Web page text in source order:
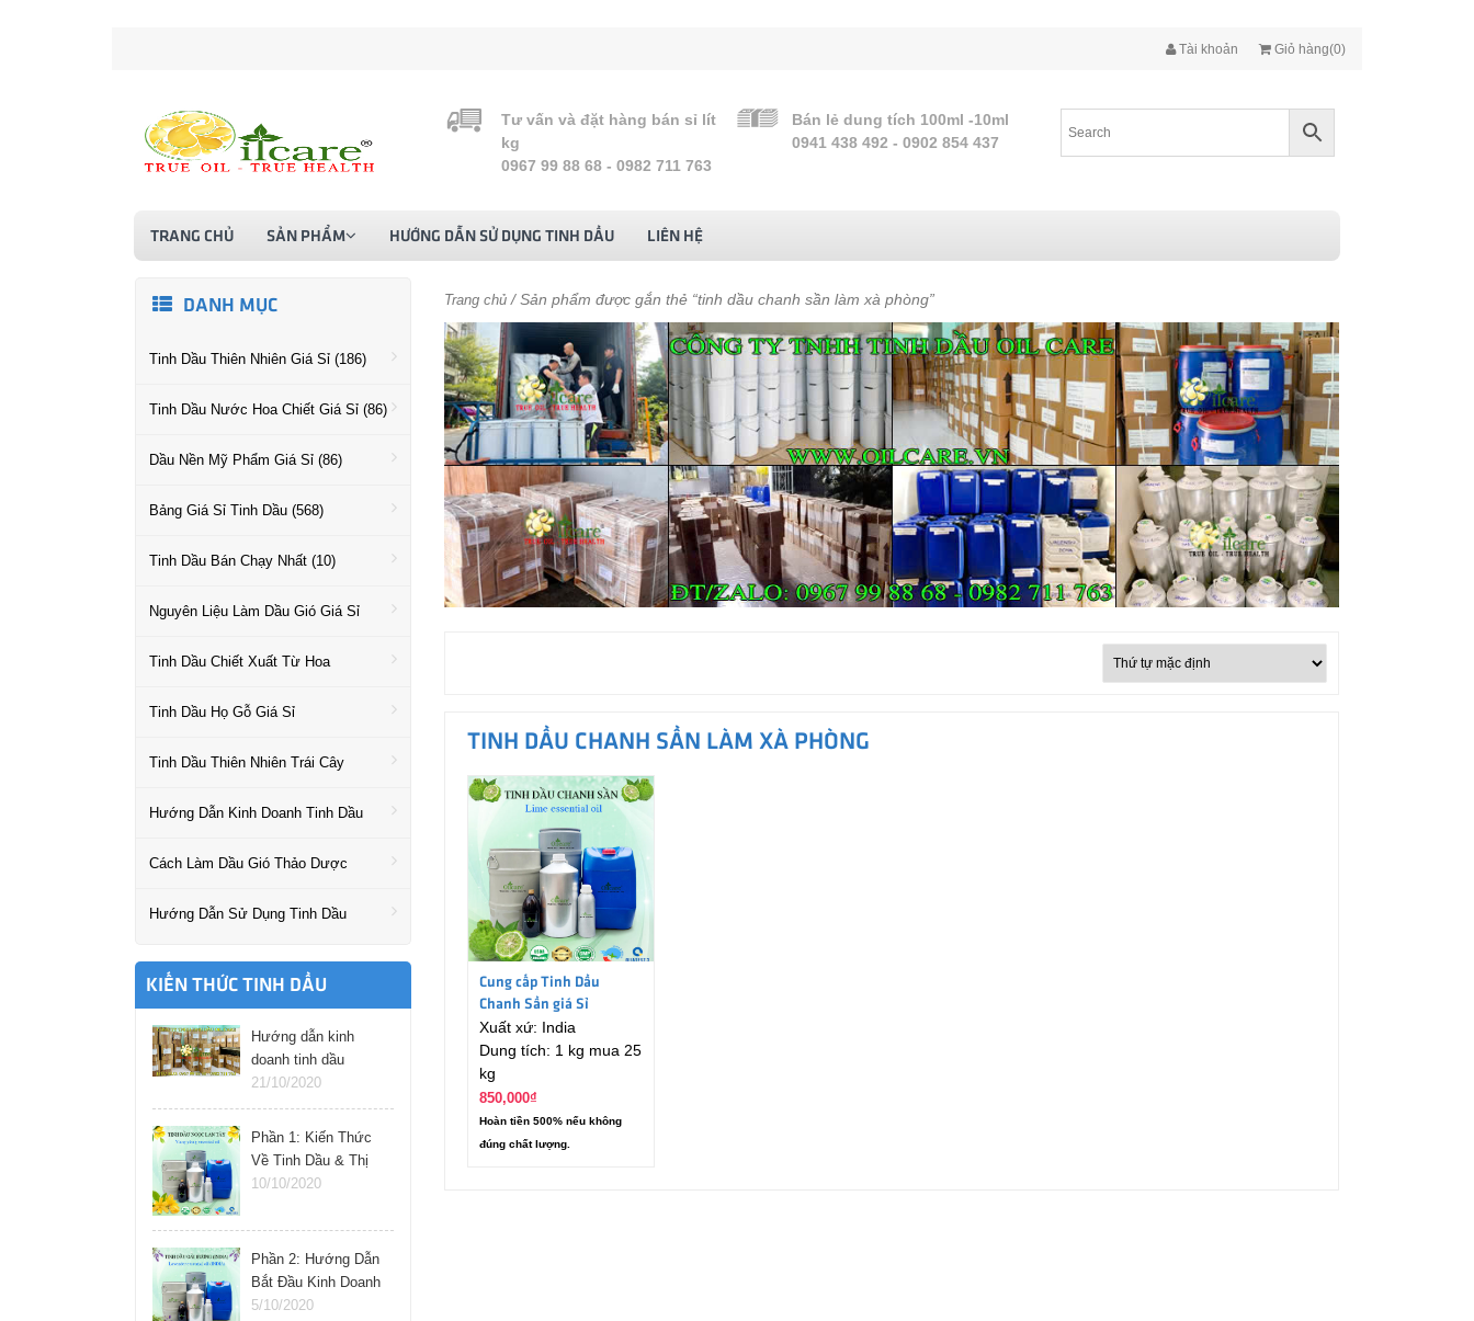
Tài khoản Giỏ hàng(0)
Tư vấn và đặt hàng bán sỉ lít
kg
0967 99 88 68 - 0982 711 763
Bán lẻ dung tích 100ml -10ml
0941 438 492 - 0902 854 437
TRANG CHỦ SẢN PHẨM HƯỚNG DẪN SỬ DỤNG TINH DẦU LIÊN HỆ
DANH MỤC
Tinh Dầu Thiên Nhiên Giá Sỉ (186)
Tinh Dầu Nước Hoa Chiết Giá Sỉ (86)
Dầu Nền Mỹ Phẩm Giá Sỉ (86)
Bảng Giá Sỉ Tinh Dầu (568)
Tinh Dầu Bán Chạy Nhất (10)
Nguyên Liệu Làm Dầu Gió Giá Sỉ
Tinh Dầu Chiết Xuất Từ Hoa
Tinh Dầu Họ Gỗ Giá Sỉ
Tinh Dầu Thiên Nhiên Trái Cây
Hướng Dẫn Kinh Doanh Tinh Dầu
Cách Làm Dầu Gió Thảo Dược
Hướng Dẫn Sử Dụng Tinh Dầu
KIẾN THỨC TINH DẦU
Hướng dẫn kinh
doanh tinh dầu
online
21/10/2020
Phần 1: Kiến Thức
Về Tinh Dầu & Thị
Trường
10/10/2020
Phần 2: Hướng Dẫn
Bắt Đầu Kinh Doanh
Tinh Dầu
5/10/2020
Trang chủ / Sản phẩm được gắn thẻ “tinh dầu chanh sần làm xà phòng”
TINH DẦU CHANH SẦN LÀM XÀ PHÒNG
Cung cấp Tinh Dầu
Chanh Sần giá Sỉ
Xuất xứ: India
Dung tích: 1 kg mua 25
kg
850,000₫
Hoàn tiền 500% nếu không
đúng chất lượng.